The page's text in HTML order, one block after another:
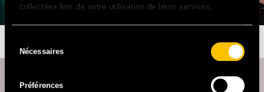
collectées lors de votre utilisation de leurs services.
duNécessaires
Préférences